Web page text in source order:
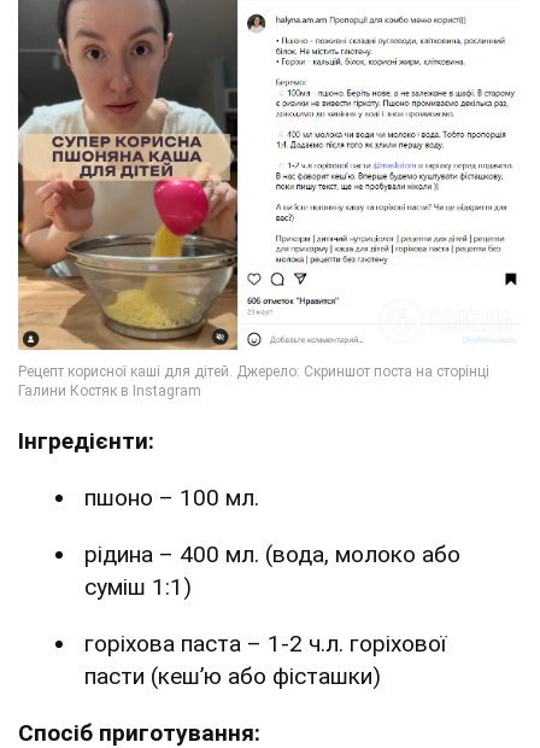
Інгредієнти:
пшоно – 100 мл.
рідина – 400 мл. (вода, молоко або
суміш 1:1)
горіхова паста – 1-2 ч.л. горіхової
пасти (кешʼю або фісташки)
Спосіб приготування: